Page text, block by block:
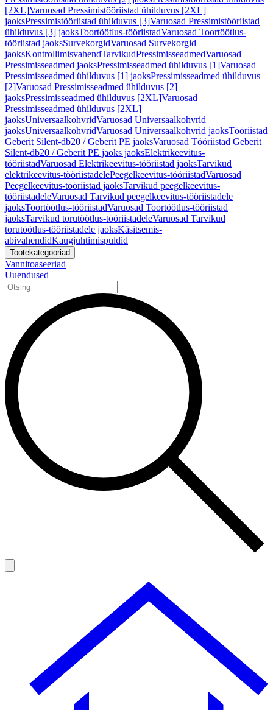
[2XL]Varuosad Pressimistööriistad ühilduvus [2XL]
jaoksPressimistööriistad ühilduvus [3]Varuosad Pressimistööriistad
ühilduvus [3] jaoksToortöötlus-tööriistadVaruosad Toortöötlus-
tööriistad jaoksSurvekorgidVaruosad Survekorgid
jaoksKontrollimisvahendTarvikudPressimisseadmedVaruosad
Pressimisseadmed jaoksPressimisseadmed ühilduvus [1]Varuosad
Pressimisseadmed ühilduvus [1] jaoksPressimisseadmed ühilduvus
[2]Varuosad Pressimisseadmed ühilduvus [2]
jaoksPressimisseadmed ühilduvus [2XL]Varuosad
Pressimisseadmed ühilduvus [2XL]
jaoksUniversaalkohvridVaruosad Universaalkohvrid
jaoksUniversaalkohvridVaruosad Universaalkohvrid jaoksTööriistad
Geberit Silent-db20 / Geberit PE jaoksVaruosad Tööriistad Geberit
Silent-db20 / Geberit PE jaoks jaoksElektrikeevitus-
tööriistadVaruosad Elektrikeevitus-tööriistad jaoksTarvikud
elektrikeevitus-tööriistadelePeegelkeevitus-tööriistadVaruosad
Peegelkeevitus-tööriistad jaoksTarvikud peegelkeevitus-
tööriistadeleVaruosad Tarvikud peegelkeevitus-tööriistadele
jaoksToortöötlus-tööriistadVaruosad Toortöötlus-tööriistad
jaoksTarvikud torutöötlus-tööriistadeleVaruosad Tarvikud
torutöötlus-tööriistadele jaoksKäsitsemis-
abivahendidKaugjuhtimispuldid
Tootekategooriad
Vannitoaseeriad
Uuendused